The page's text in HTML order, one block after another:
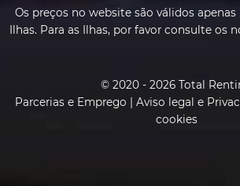
Os preços no website são válidos
Ilhas. Para as Ilhas, por favor consulte os
© 2020 - 2026 Total
Parcerias e Emprego
Aviso legal e
cookies